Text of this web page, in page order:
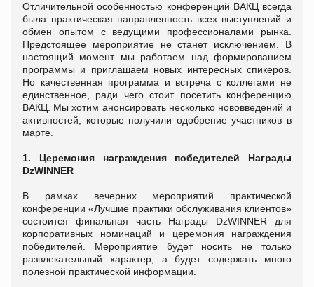
Отличительной особенностью конференций ВАКЦ всегда
была практическая направленность всех выступлений и
обмен опытом с ведущими профессионалами рынка.
Предстоящее мероприятие не станет исключением. В
настоящий момент мы работаем над формированием
программы и приглашаем новых интересных спикеров.
Но качественная программа и встреча с коллегами не
единственное, ради чего стоит посетить конференцию
ВАКЦ. Мы хотим анонсировать несколько нововведений и
активностей, которые получили одобрение участников в
марте.
1. Церемония награждения победителей Награды
DzWINNER
В рамках вечерних мероприятий практической
конференции «Лучшие практики обслуживания клиентов»
состоится финальная часть Награды DzWINNER для
корпоративных номинаций и церемония награждения
победителей. Мероприятие будет носить не только
развлекательный характер, а будет содержать много
полезной практической информации.